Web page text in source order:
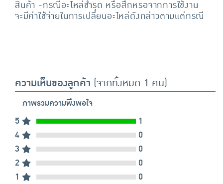
สินค้า -กรณีอะไหล่ชำรุด หรือสึกหรอจากการใช้งาน
จะมีค่าใช้จ่ายในการเปลี่ยนอะไหล่ดังกล่าวตามแต่กรณี
ความเห็นของลูกค้า (จากทั้งหมด 1 คน)
ภาพรวมความพึงพอใจ
5
1
4
0
3
0
2
0
1
0